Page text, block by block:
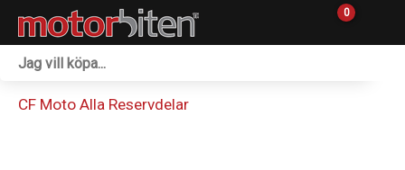
0
CF Moto Alla Reservdelar